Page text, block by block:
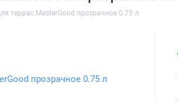
террас MasterGood прозрачное 0.75 л